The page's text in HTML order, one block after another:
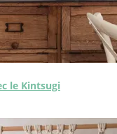
le Kintsugi